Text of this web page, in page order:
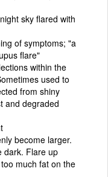
sky flared with
of symptoms; "a
flare"
within the
used to
from shiny
and degraded
become larger.
dark. Flare up
much fat on the